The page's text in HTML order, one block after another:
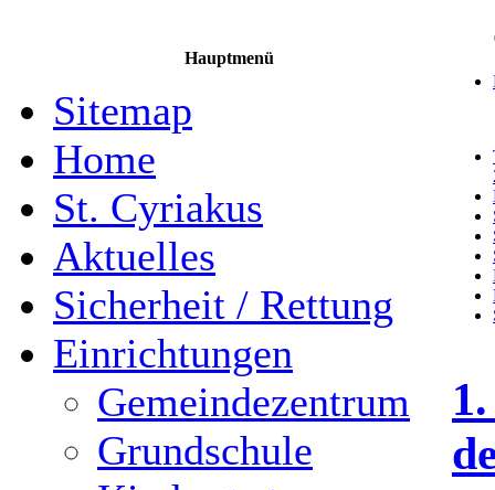
Hauptmenü
Sitemap
Home
St. Cyriakus
Aktuelles
Sicherheit / Rettung
Einrichtungen
Gemeindezentrum
Grundschule